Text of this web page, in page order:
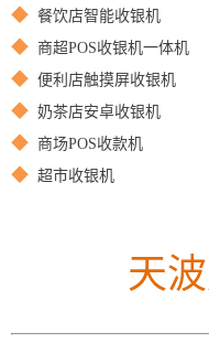
◆ 餐饮店智能收银机
◆ 商超POS收银机一体机
◆ 便利店触摸屏收银机
◆ 奶茶店安卓收银机
◆ 商场POS收款机
◆ 超市收银机
天